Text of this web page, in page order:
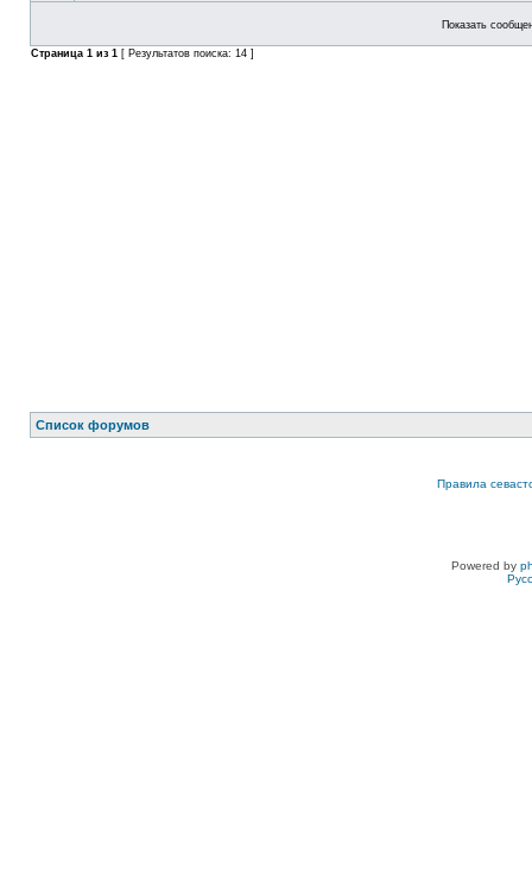
Показать
Страница 1 из 1 [ Результатов поиска: 14 ]
Список форумов
Правила
Powered by